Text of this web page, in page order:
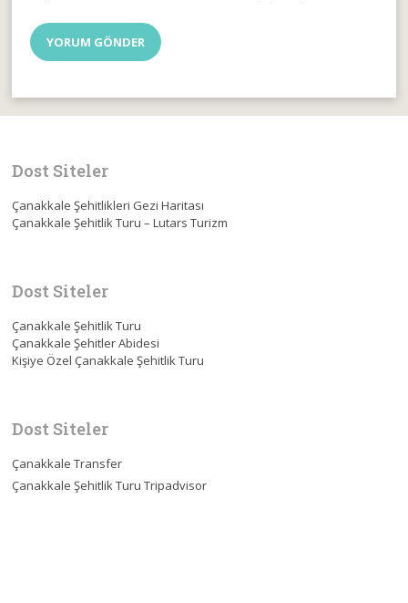
Dost Siteler
Çanakkale Şehitlikleri Gezi Haritası
Çanakkale Şehitlik Turu – Lutars Turizm
Dost Siteler
Çanakkale Şehitlik Turu
Çanakkale Şehitler Abidesi
Kişiye Özel Çanakkale Şehitlik Turu
Dost Siteler
Çanakkale Transfer
Çanakkale Şehitlik Turu Tripadvisor